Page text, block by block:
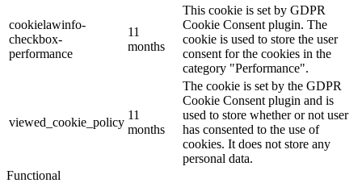
cookielawinfo-
checkbox-
performance
11
months
This cookie is set by GDPR
Cookie Consent plugin. The
cookie is used to store the user
consent for the cookies in the
category "Performance".
viewed_cookie_policy
11
months
The cookie is set by the GDPR
Cookie Consent plugin and is
used to store whether or not user
has consented to the use of
cookies. It does not store any
personal data.
Functional